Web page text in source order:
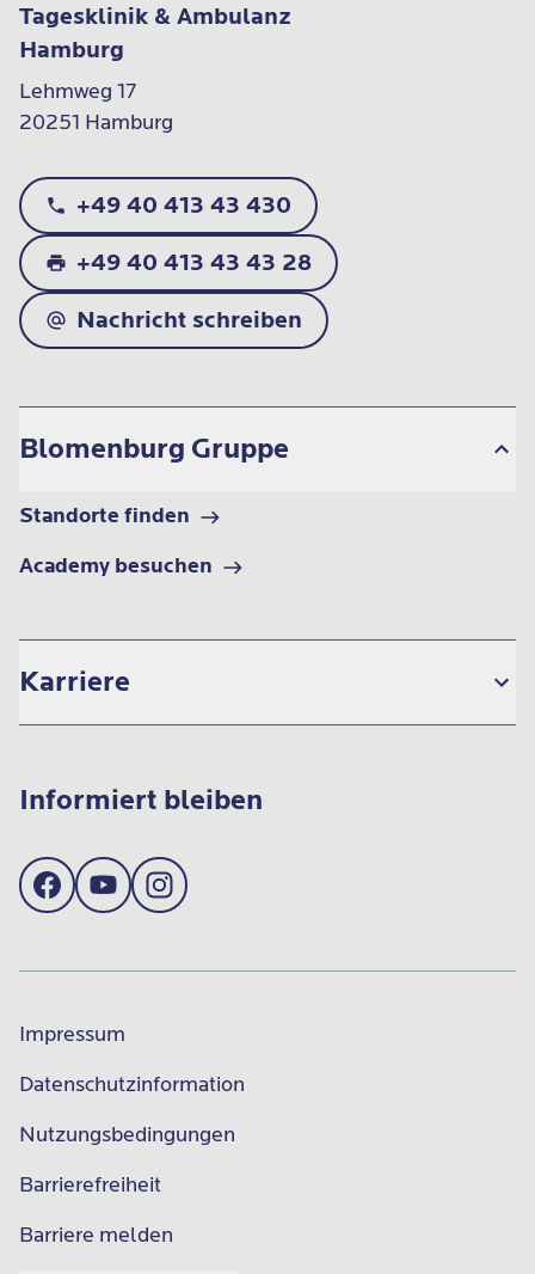
Tagesklinik & Ambulanz
Hamburg
Lehmweg 17
20251 Hamburg
+49 40 413 43 430
+49 40 413 43 43 28
Nachricht schreiben
Blomenburg Gruppe
Standorte finden
Academy besuchen
Karriere
Informiert bleiben
Impressum
Datenschutzinformation
Nutzungsbedingungen
Barrierefreiheit
Barriere melden